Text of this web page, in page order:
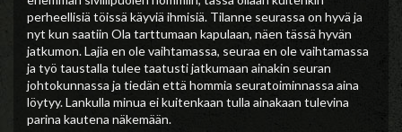
perheellisiä töissä käyviä ihmisiä. Tilanne seurassa on hyvä ja
nyt kun saatiin Ola tarttumaan kapulaan, näen tässä hyvän
jatkumon. Lajia en ole vaihtamassa, seuraa en ole vaihtamassa
ja työ taustalla tulee taatusti jatkumaan ainakin seuran
johtokunnassa ja tiedän että hommia seuratoiminnassa aina
löytyy. Lankulla minua ei kuitenkaan tulla ainakaan tulevina
parina kautena näkemään.